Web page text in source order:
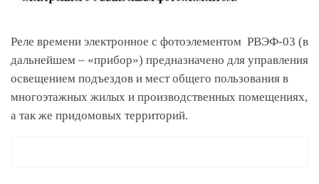
Реле времени электронное с фотоэлементом РВЭФ-03 (в
дальнейшем – «прибор») предназначено для управления
освещением подъездов и мест общего пользования в
многоэтажных жилых и производственных помещениях,
а так же придомовых территорий.